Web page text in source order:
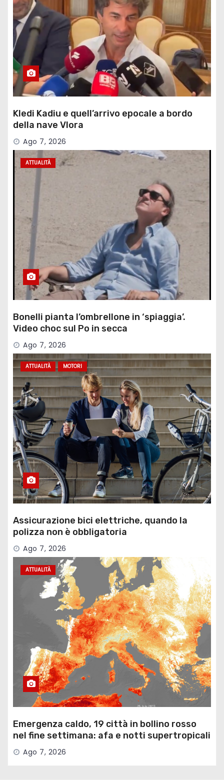
Kledi Kadiu e quell’arrivo epocale a bordo
della nave Vlora
Ago 7, 2026
ATTUALITÀ
Bonelli pianta l’ombrellone in ‘spiaggia’.
Video choc sul Po in secca
Ago 7, 2026
ATTUALITÀ MOTORI
Assicurazione bici elettriche, quando la
polizza non è obbligatoria
Ago 7, 2026
ATTUALITÀ
Emergenza caldo, 19 città in bollino rosso
nel fine settimana: afa e notti supertropicali
… Ago 7, 2026